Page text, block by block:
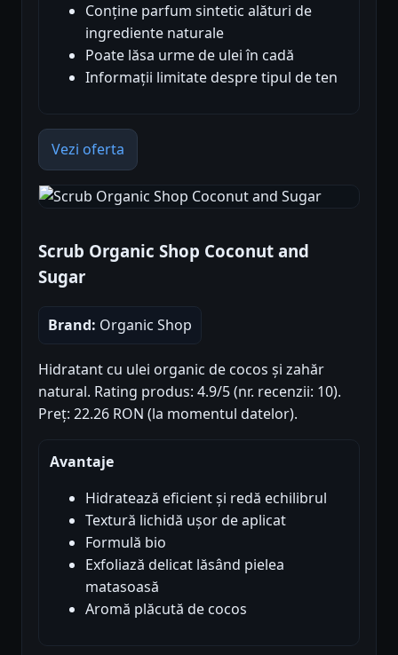
Conține parfum sintetic alături de
ingrediente naturale
Poate lăsa urme de ulei în cadă
Informații limitate despre tipul de ten
Vezi oferta
Scrub Organic Shop Coconut and
Sugar
Brand: Organic Shop
Hidratant cu ulei organic de cocos și zahăr
natural. Rating produs: 4.9/5 (nr. recenzii: 10).
Preț: 22.26 RON (la momentul datelor).
Avantaje
Hidratează eficient și redă echilibrul
Textură lichidă ușor de aplicat
Formulă bio
Exfoliază delicat lăsând pielea
matasoasă
Aromă plăcută de cocos